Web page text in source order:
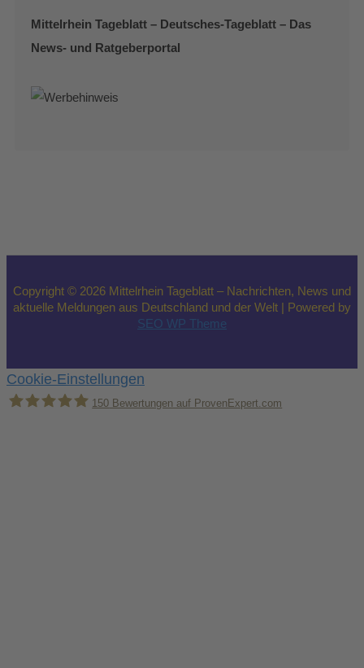
Mittelrhein Tageblatt – Deutsches-Tageblatt – Das
News- und Ratgeberportal
Copyright © 2026 Mittelrhein Tageblatt – Nachrichten, News und
aktuelle Meldungen aus Deutschland und der Welt | Powered by
SEO WP Theme
Cookie-Einstellungen
150 Bewertungen auf ProvenExpert.com